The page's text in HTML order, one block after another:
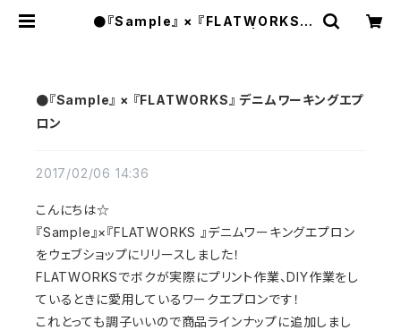
●『Sample』 × 『FLATWORKS』
●『Sample』 × 『FLATWORKS』 デニムワーキングエプ
ロン
2017/02/06 14:36
こんにちは☆
『Sample』×『FLATWORKS 』デニムワーキングエプロン
をウェブショップにリリースしました！
FLATWORKSでボクが実際にプリント作業、DIY作業をし
ているときに愛用しているワークエプロンです！
これとっても調子いいので商品ラインナップに追加しまし